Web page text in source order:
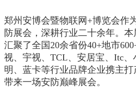
郑州安博会暨物联网+博览会作
防展会，深耕行业二十余年。本
汇聚了全国20余省份40+地市
视、宇视、TCL、安居宝、Itc、
明、蓝卡等行业品牌企业携主打
带来一场安防巅峰展会。